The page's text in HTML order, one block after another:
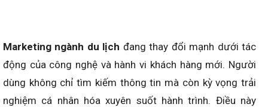
Marketing ngành du lịch đang thay đổi mạnh dưới tác
động của công nghệ và hành vi khách hàng mới. Người
dùng không chỉ tìm kiếm thông tin mà còn kỳ vọng trải
nghiệm cá nhân hóa xuyên suốt hành trình. Điều này